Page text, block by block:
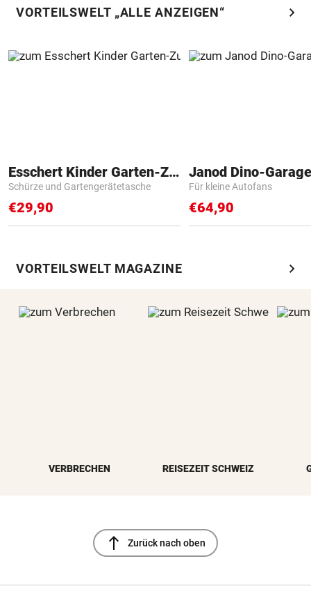
VORTEILSWELT „ALLE ANZEIGEN“ chevron_right
Esschert Kinder Garten-Zubehör
Schürze und Gartengerätetasche
€29,90
Janod Dino-Garage
Für kleine Autofans
€64,90
VORTEILSWELT MAGAZINE chevron_right
VERBRECHEN REISEZEIT SCHWEIZ
north Zurück nach oben